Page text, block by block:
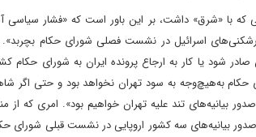
که با «شرق» داشت، بر این باور است که «فشار سیاسی
اسرائیل در نشست فصلی شورای حکام
صادر شود یا کار به ارجاع پرونده ایران به شورای حکام
به‌هیچ‌وجه به سود تهران نخواهد بود و حتی اگر
بیانیه‌های تند علیه تهران خواهیم بود». امری که از
بیانیه‌های سه کشور اروپایی در نشست قبلی شورای